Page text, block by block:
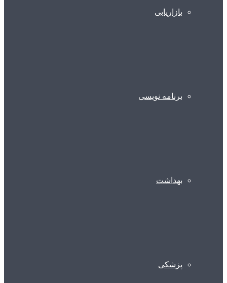
بازاریابی
برنامه نویسی
بهداشت
پزشکی